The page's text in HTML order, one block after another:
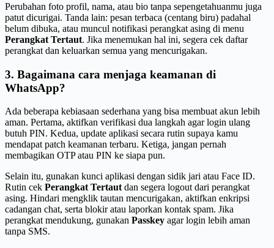
Perubahan foto profil, nama, atau bio tanpa sepengetahuanmu juga
patut dicurigai. Tanda lain: pesan terbaca (centang biru) padahal
belum dibuka, atau muncul notifikasi perangkat asing di menu
Perangkat Tertaut. Jika menemukan hal ini, segera cek daftar
perangkat dan keluarkan semua yang mencurigakan.
3. Bagaimana cara menjaga keamanan di
WhatsApp?
Ada beberapa kebiasaan sederhana yang bisa membuat akun lebih
aman. Pertama, aktifkan verifikasi dua langkah agar login ulang
butuh PIN. Kedua, update aplikasi secara rutin supaya kamu
mendapat patch keamanan terbaru. Ketiga, jangan pernah
membagikan OTP atau PIN ke siapa pun.
Selain itu, gunakan kunci aplikasi dengan sidik jari atau Face ID.
Rutin cek Perangkat Tertaut dan segera logout dari perangkat
asing. Hindari mengklik tautan mencurigakan, aktifkan enkripsi
cadangan chat, serta blokir atau laporkan kontak spam. Jika
perangkat mendukung, gunakan Passkey agar login lebih aman
tanpa SMS.